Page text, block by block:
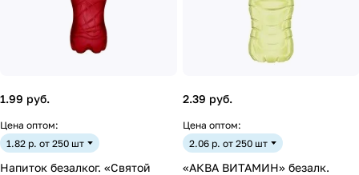
1.99 руб.
Цена оптом:
1.82 р. от 250 шт
Напиток безалког. «Святой
2.39 руб.
Цена оптом:
2.06 р. от 250 шт
«АКВА ВИТАМИН» безалк.